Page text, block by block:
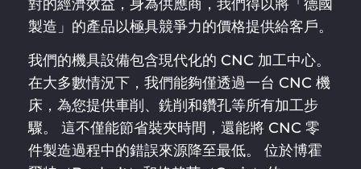
對的經濟效益，身為供應商，我們得以將「德國
製造」的產品以極具競爭力的價格提供給客戶。
我們的機具設備包含現代化的 CNC 加工中心。
在大多數情況下，我們能夠僅透過一台 CNC 機
床，為您提供車削、銑削和鑽孔等所有加工步
驟。 這不僅能節省裝夾時間，還能將 CNC 零
件製造過程中的錯誤來源降至最低。 位於博霍